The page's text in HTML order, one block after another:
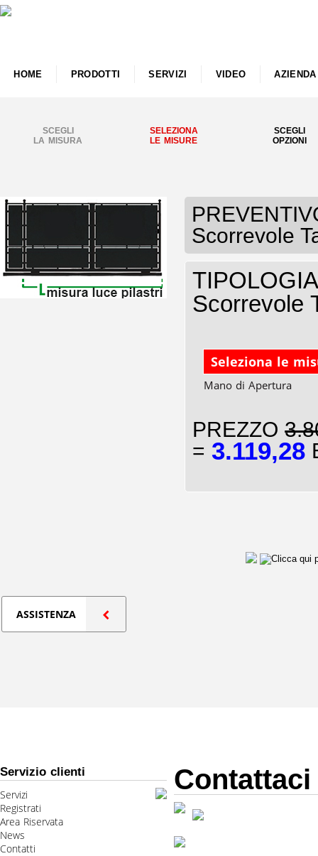
HOME PRODOTTI SERVIZI VIDEO AZIENDA
SCEGLI
LA MISURA
SELEZIONA
LE MISURE
SCEGLI
OPZIONI
Scorrevole
Scorrevole
Seleziona le
Mano di Apertura
PREZZO
= 3.119,28
ASSISTENZA
Servizio clienti
Servizi
Registrati
Area Riservata
News
Contatti
Contattaci